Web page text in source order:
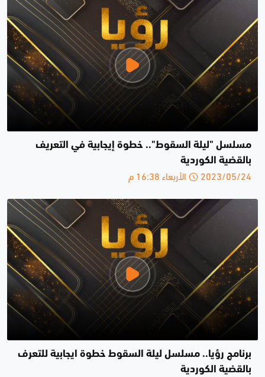
مسلسل "ليلة السقوط".. خطوة إيجابية في التعريف
بالقضية الكوردية
2023/05/24 الأربعاء 16:38 م
برنامج رؤيا.. مسلسل ليلة السقوط خطوة ايجابية للتعرف
بالقضية الكوردية